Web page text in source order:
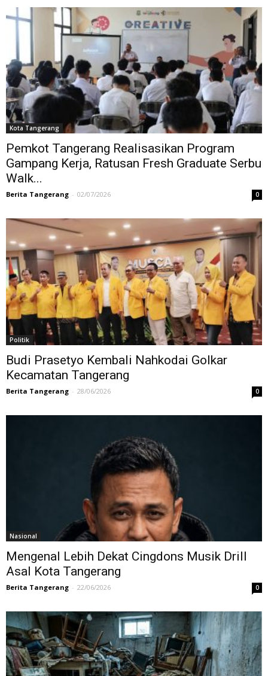
Kota Tangerang
Pemkot Tangerang Realisasikan Program
Gampang Kerja, Ratusan Fresh Graduate Serbu
Walk...
Berita Tangerang - 02/07/2026 0
Politik
Budi Prasetyo Kembali Nahkodai Golkar
Kecamatan Tangerang
Berita Tangerang - 28/06/2026 0
Nasional
Mengenal Lebih Dekat Cingdons Musik Drill
Asal Kota Tangerang
Berita Tangerang - 22/06/2026 0